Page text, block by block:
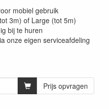
mobiel gebruik
3m) of Large (tot 5m)
bij te huren
onze eigen serviceafdeling
Prijs opvragen